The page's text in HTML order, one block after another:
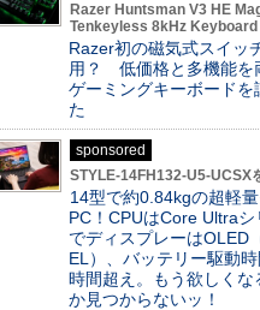
Razer Huntsman V3 HE
Tenkeyless 8kHz Keyboard
Razer初の磁気式スイッ
用？ 低価格と多機能を
ゲーミングキーボードを
た
sponsored
STYLE-14FH132-U5-UCSX
14型で約0.84kgの超軽
PC！CPUはCore Ultraシ
でディスプレーはOLED
EL）、バッテリー駆動
時間超え。もう欲しくな
か見つからないッ！